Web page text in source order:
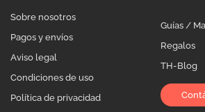
Sobre nosotros
Pagos y envíos
Aviso legal
Condiciones de uso
Política de privacidad
Guías /
Regalos
TH-Blog